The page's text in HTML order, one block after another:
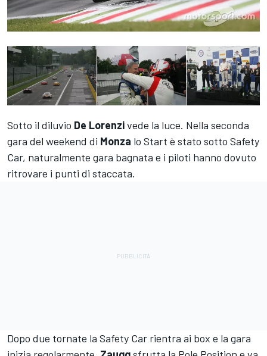
Sotto il diluvio De Lorenzivede la luce. Nella seconda
gara del weekend di Monza lo Start è stato sotto Safety
Car, naturalmente gara bagnata e i piloti hanno dovuto
ritrovare i punti di staccata.
Dopo due tornate la Safety Car rientra ai box e la gara